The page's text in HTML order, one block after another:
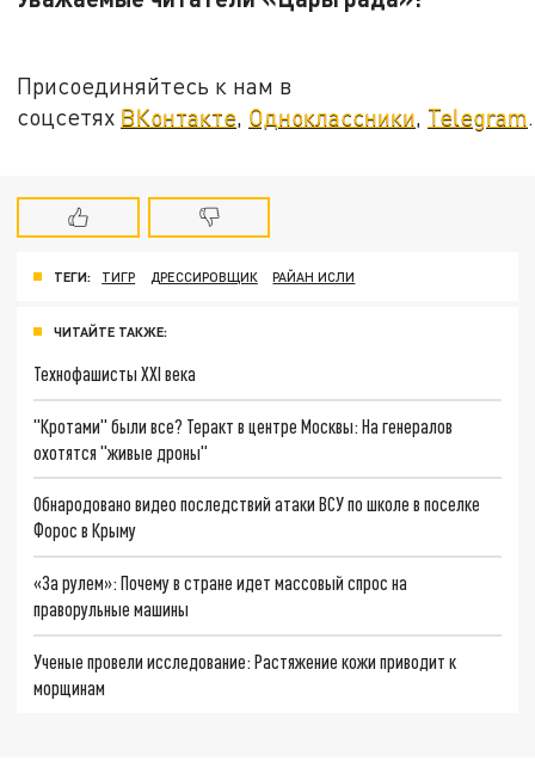
Присоединяйтесь к нам в
соцсетях ВКонтакте Одноклассники Telegram
ТЕГИ: ТИГР ДРЕССИРОВЩИК РАЙАН ИСЛИ
ЧИТАЙТЕ ТАКЖЕ:
Технофашисты XXI века
"Кротами" были все? Теракт в центре Москвы: На генералов
охотятся "живые дроны"
Обнародовано видео последствий атаки ВСУ по школе в поселке
Форос в Крыму
«За рулем»: Почему в стране идет массовый спрос на
праворульные машины
Ученые провели исследование: Растяжение кожи приводит к
морщинам